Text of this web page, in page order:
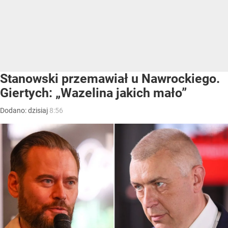
Stanowski przemawiał u Nawrockiego.
Giertych: „Wazelina jakich mało”
Dodano:dzisiaj 8:56